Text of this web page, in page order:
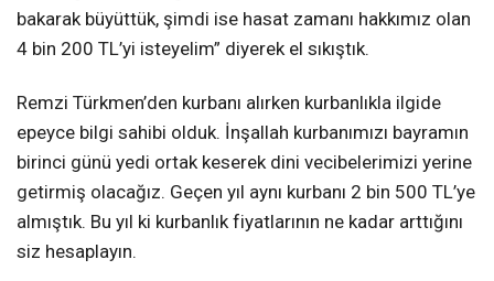
bakarak büyüttük, şimdi ise hasat zamanı hakkımız olan
4 bin 200 TL’yi isteyelim” diyerek el sıkıştık.
Remzi Türkmen’den kurbanı alırken kurbanlıkla ilgide
epeyce bilgi sahibi olduk. İnşallah kurbanımızı bayramın
birinci günü yedi ortak keserek dini vecibelerimizi yerine
getirmiş olacağız. Geçen yıl aynı kurbanı 2 bin 500 TL’ye
almıştık. Bu yıl ki kurbanlık fiyatlarının ne kadar arttığını
siz hesaplayın.